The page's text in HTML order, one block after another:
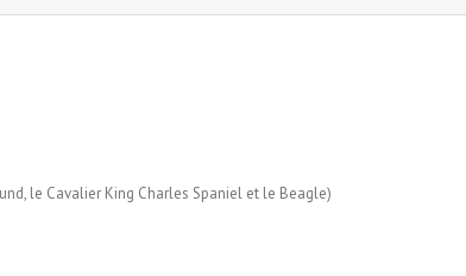
le Cavalier King Charles Spaniel et le Beagle)